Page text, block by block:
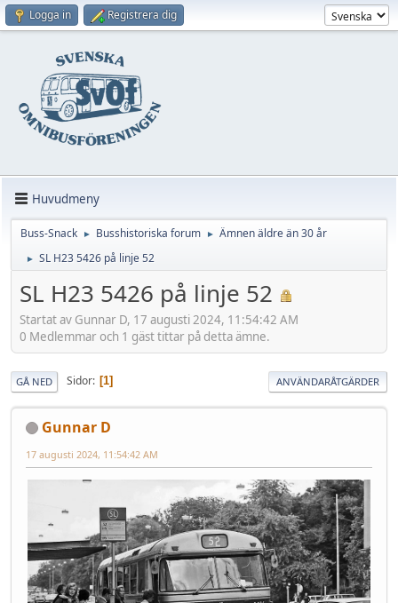
Logga in Registrera dig
Huvudmeny
Buss-Snack ► Busshistoriska forum ► Ämnen äldre än 30 år
► SL H23 5426 på linje 52
SL H23 5426 på linje 52
Startat av Gunnar D, 17 augusti 2024, 11:54:42 AM
0 Medlemmar och 1 gäst tittar på detta ämne.
GÅ NED Sidor 1 ANVÄNDARÅTGÄRDER
Gunnar D
17 augusti 2024, 11:54:42 AM